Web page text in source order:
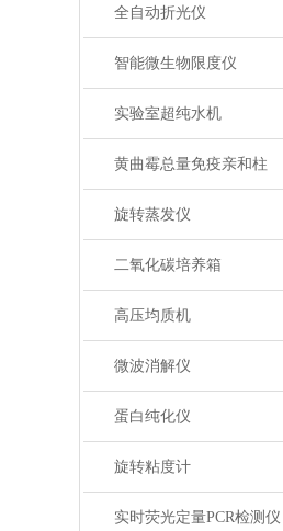
全自动折光仪
智能微生物限度仪
实验室超纯水机
黄曲霉总量免疫亲和柱
旋转蒸发仪
二氧化碳培养箱
高压均质机
微波消解仪
蛋白纯化仪
旋转粘度计
实时荧光定量PCR检测仪